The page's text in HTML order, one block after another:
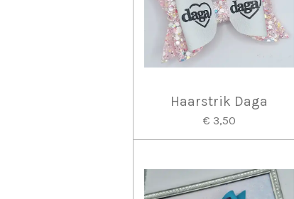
Haarstrik Daga
€ 3,50